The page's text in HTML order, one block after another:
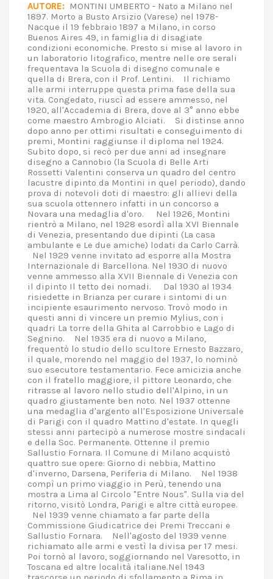
AUTORE: MONTINI UMBERTO - Nato a Milano nel
1897. Morto a Busto Arsizio (Varese) nel 1978-
Nacque il 19 febbraio 1897 a Milano, in corso
Buenos Aires 49, in famiglia di disagiate
condizioni economiche. Presto si mise al lavoro in
un laboratorio litografico, mentre nelle ore serali
frequentava la Scuola di disegno comunale e
quella di Brera, con il Prof. Lentini. Il richiamo
alle armi interruppe questa prima fase della sua
vita. Congedato, riuscì ad essere ammesso, nel
1920, all'Accademia di Brera, dove al 3° anno ebbe
come maestro Ambrogio Alciati. Si distinse anno
dopo anno per ottimi risultati e conseguimento di
premi, Montini raggiunse il diploma nel 1924.
Subito dopo, si recò per due anni ad insegnare
disegno a Cannobio (la Scuola di Belle Arti
Rossetti Valentini conserva un quadro del centro
lacustre dipinto da Montini in quel periodo), dando
prova di notevoli doti di maestro: gli allievi della
sua scuola ottennero infatti in un concorso a
Novara una medaglia d'oro. Nel 1926, Montini
rientrò a Milano, nel 1928 esordì alla XVI Biennale
di Venezia, presentando due dipinti (La casa
ambulante e Le due ami­che) lodati da Carlo Carrà.
Nel 1929 venne invitato ad esporre alla Mostra
Internazionale di Barcellona. Nel 1930 di nuovo
venne ammesso alla XVII Biennale di Venezia con
il dipinto Il tetto dei nomadi. Dal 1930 al 1934
risiedette in Brianza per curare i sintomi di un
incipiente esaurimento nervoso. Trovò modo in
questi anni di vincere un premio Mylius, con i
quadri La torre della Ghita al Carrobbio e Lago di
Segnino. Nel 1935 era di nuovo a Milano,
frequentò lo studio dello scultore Ernesto Bazzaro,
il quale, morendo nel maggio del 1937, lo nominò
suo esecutore testamentario. Fece amicizia anche
con il fratello maggiore, il pittore Leonardo, che
ritrasse al lavoro nello studio dell'Alpino, in un
quadro giustamente ben noto. Nel 1937 ottenne
una medaglia d'argento all'Esposizione Universale
di Parigi con il quadro Mattino d'estate. In quegli
stessi anni partecipò a numerose mostre sindacali
e della Soc. Permanente. Ottenne il premio
Sallustio Fornara. Il Comune di Milano acquistò
quattro sue opere: Giorno di nebbia, Mattino
d'inverno, Darsena, Periferia di Milano. Nel 1938
compì un primo viaggio in Perù, tenendo una
mostra a Lima al Circolo "Entre Nous". Sulla via del
ritorno, visitò Londra, Parigi e altre città europee.
Nel 1939 venne chiamato a far parte della
Commissione Giudicatrice dei Premi Treccani e
Sallustio Fornara. Nell'agosto del 1939 venne
richiamato alle armi e vestì la divisa per 17 mesi.
Poi tornò al lavoro, soggiornando nel Varesotto, in
Toscana ed altre località italiane.Nel 1943